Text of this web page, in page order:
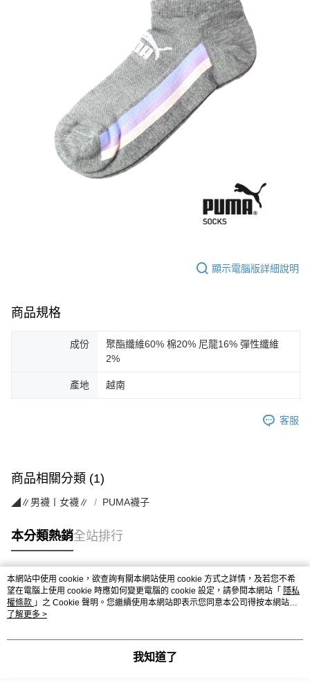
顯示電腦版詳細說明
商品規格
成份
聚酯纖維60% 棉20% 尼龍16% 彈性纖維
2%
產地 越南
客服
商品相關分類 (1)
◢∥男襪〡女襪∥ PUMA襪子
本分類熱銷全站排行
熱門標籤
本網站中使用 cookie，欲查詢有關本網站使用 cookie 方式之詳情，及若您不希
望在電腦上使用 cookie 時應如何變更電腦的 cookie 設定，請參閱本網站「 隱私
權條款 」之 Cookie 聲明。您繼續使用本網站即表示您同意本公司得按本網站使
用條款之 Cookie 聲明使用 cookie。
了解更多 >
我知道了